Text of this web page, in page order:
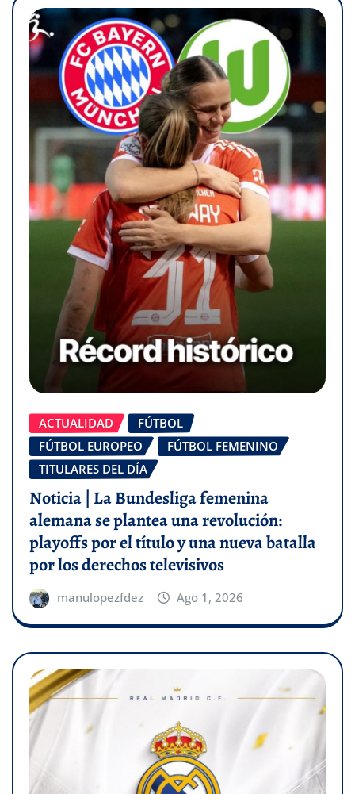
ACTUALIDAD
FÚTBOL
FÚTBOL EUROPEO
FÚTBOL FEMENINO
TITULARES DEL DÍA
Noticia | La Bundesliga femenina
alemana se plantea una revolución:
playoffs por el título y una nueva batalla
por los derechos televisivos
manulopezfdez Ago 1, 2026